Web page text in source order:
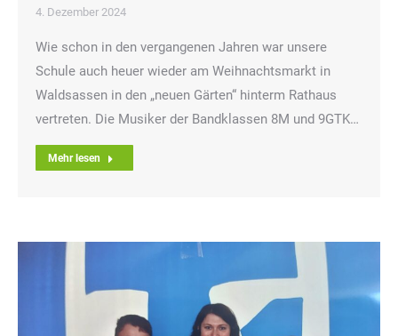
4. Dezember 2024
Wie schon in den vergangenen Jahren war unsere
Schule auch heuer wieder am Weihnachtsmarkt in
Waldsassen in den „neuen Gärten“ hinterm Rathaus
vertreten. Die Musiker der Bandklassen 8M und 9GTK…
Mehr lesen